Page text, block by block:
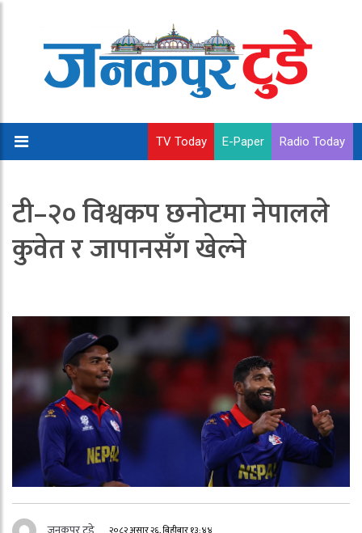
TV Today E-Paper Radio Today
टी–२० विश्वकप छनोटमा नेपालले
कुवेत र जापानसँग खेल्ने